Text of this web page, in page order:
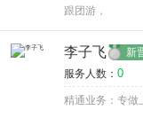
跟团游，
李子飞 新
服务人数： 0
精通业务：专做